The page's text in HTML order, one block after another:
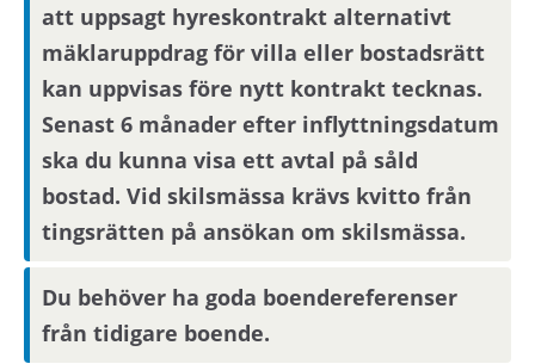
att uppsagt hyreskontrakt alternativt
mäklaruppdrag för villa eller bostadsrätt
kan uppvisas före nytt kontrakt tecknas.
Senast 6 månader efter inflyttningsdatum
ska du kunna visa ett avtal på såld
bostad. Vid skilsmässa krävs kvitto från
tingsrätten på ansökan om skilsmässa.
Du behöver ha goda boendereferenser
från tidigare boende.